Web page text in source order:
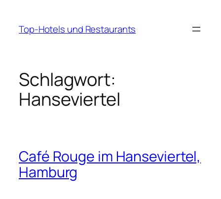
springen
Top-Hotels und Restaurants
Schlagwort:
Hanseviertel
Café Rouge im Hanseviertel,
Hamburg